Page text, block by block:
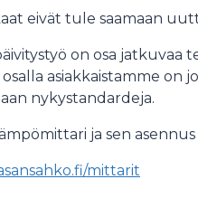
eivät tule saamaan
on osa
asiakkaistamme on
nykystandardeja.
ja sen asennus
mittarit